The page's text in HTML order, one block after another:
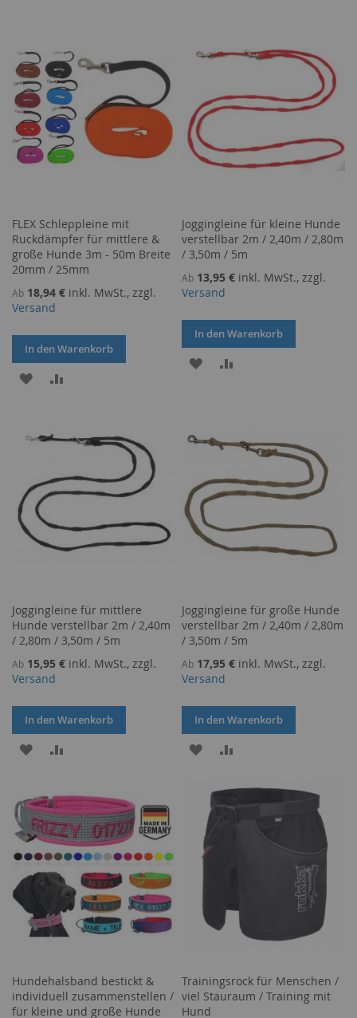
HINZUFÜGEN
HINZUFÜGEN
FLEX Schleppleine mit
Ruckdämpfer für mittlere &
große Hunde 3m - 50m Breite
20mm / 25mm
Ab 18,94 € inkl. MwSt., zzgl.
Versand
In den Warenkorb
ZUR
HINZUFÜGEN
Joggingleine für kleine Hunde
verstellbar 2m / 2,40m / 2,80m
/ 3,50m / 5m
Ab 13,95 € inkl. MwSt., zzgl.
Versand
In den Warenkorb
ZUR
Joggingleine für mittlere
Hunde verstellbar 2m / 2,40m
/ 2,80m / 3,50m / 5m
Ab 15,95 € inkl. MwSt., zzgl.
Versand
In den Warenkorb
ZUR
HINZUFÜGEN
HINZUFÜGEN
Joggingleine für große Hunde
verstellbar 2m / 2,40m / 2,80m
/ 3,50m / 5m
Ab 17,95 € inkl. MwSt., zzgl.
Versand
In den Warenkorb
ZUR
HINZUFÜGEN
HINZUFÜGEN
Hundehalsband bestickt &
individuell zusammenstellen /
für kleine und große Hunde
Trainingsrock für Menschen /
viel Stauraum / Training mit
Hund